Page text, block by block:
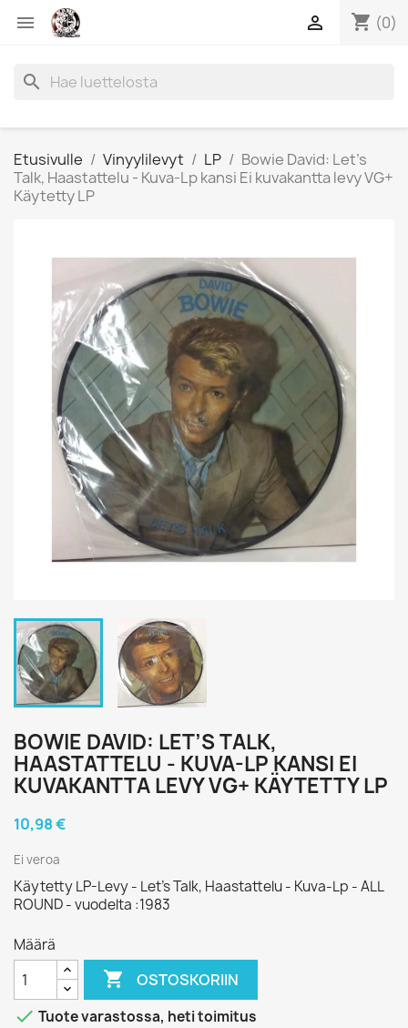
 shopping_cart (0)

search
Etusivulle Vinyylilevyt LP
Bowie David: Let’s
Talk, Haastattelu - Kuva-Lp kansi Ei kuvakantta levy VG+
Käytetty LP
BOWIE DAVID: LET’S TALK,
HAASTATTELU - KUVA-LP KANSI EI
KUVAKANTTA LEVY VG+ KÄYTETTY LP
10,98 €
Ei veroa
Käytetty LP-Levy - Let’s Talk, Haastattelu - Kuva-Lp - ALL
ROUND - vuodelta :1983
Määrä
 OSTOSKORIIN
 Tuote varastossa, heti toimitus